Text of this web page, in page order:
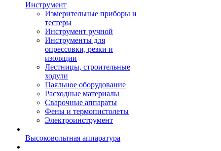
Инструмент
Измерительные приборы и
тестеры
Инструмент ручной
Инструменты для
опрессовки, резки и
изоляции
Лестницы, строительные
ходули
Паяльное оборудование
Расходные материалы
Сварочные аппараты
Фены и термопистолеты
Электроинструмент
Высоковольтная аппаратура